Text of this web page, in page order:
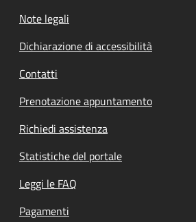
Note legali
Dichiarazione di accessibilità
Contatti
Prenotazione appuntamento
Richiedi assistenza
Statistiche del portale
Leggi le FAQ
Pagamenti